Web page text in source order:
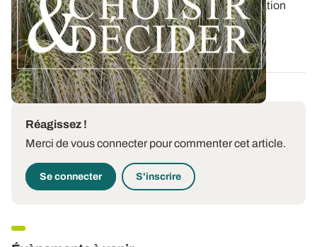
Retrouvez les préconisations en matière de fertilisation
azotée et de protection des orges...
12 DÉC. 2025
Réagissez !
Merci de vous connecter pour commenter cet article.
Se connecter S'inscrire